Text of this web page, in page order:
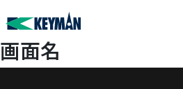
画面名